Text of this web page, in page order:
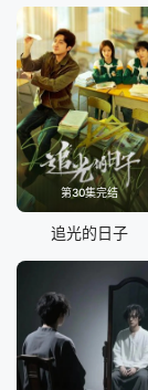
第30集完结
追光的日子